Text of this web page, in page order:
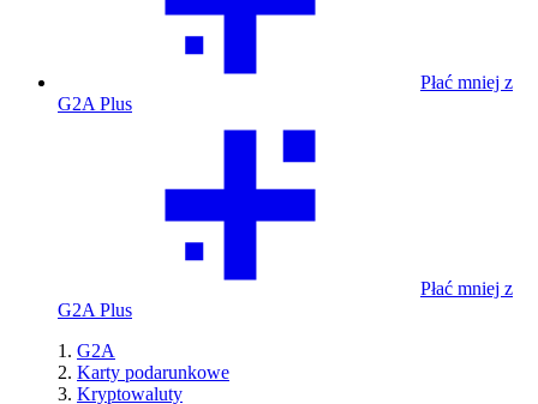
Płać mniej z
G2A Plus
Płać mniej z
G2A Plus
G2A
Karty podarunkowe
Kryptowaluty